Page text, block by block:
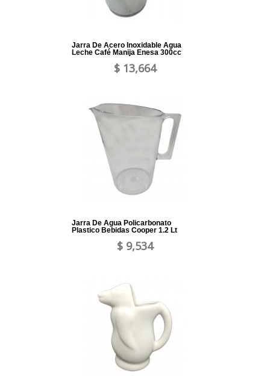
Jarra De Acero Inoxidable Agua
Leche Café Manija Enesa 300cc
$ 13,664
Jarra De Agua Policarbonato
Plastico Bebidas Cooper 1.2 Lt
$ 9,534